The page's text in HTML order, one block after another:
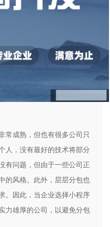
常成熟，但也有很多公司只
人，没有最好的技术将部分
有问题，但由于一些公司正
的风格。此外，层层分包也
。因此，当企业选择小程序
力雄厚的公司，以避免分包